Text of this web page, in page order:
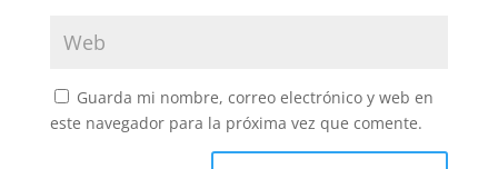
Guarda mi nombre, correo electrónico y web en
este navegador para la próxima vez que comente.